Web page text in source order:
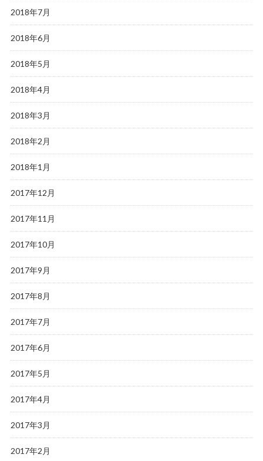
2018年7月
2018年6月
2018年5月
2018年4月
2018年3月
2018年2月
2018年1月
2017年12月
2017年11月
2017年10月
2017年9月
2017年8月
2017年7月
2017年6月
2017年5月
2017年4月
2017年3月
2017年2月